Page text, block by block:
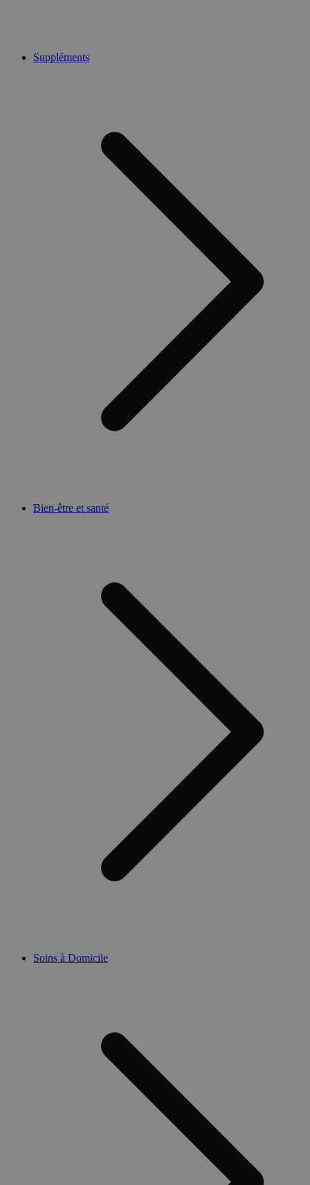
Suppléments
Bien-être et santé
Soins à Domicile